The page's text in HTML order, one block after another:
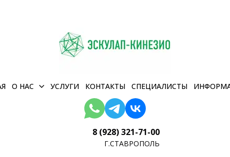
О НАС УСЛУГИ КОНТАКТЫ СПЕЦИАЛИСТЫ
8 (928) 321-71-00
Г.СТАВРОПОЛЬ